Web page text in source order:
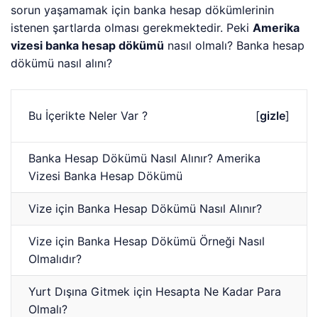
sorun yaşamamak için banka hesap dökümlerinin
istenen şartlarda olması gerekmektedir. PekiAmerika
vizesi banka hesap dökümü nasıl olmalı? Banka hesap
dökümü nasıl alını?
Bu İçerikte Neler Var ? [gizle]
Banka Hesap Dökümü Nasıl Alınır? Amerika
Vizesi Banka Hesap Dökümü
Vize için Banka Hesap Dökümü Nasıl Alınır?
Vize için Banka Hesap Dökümü Örneği Nasıl
Olmalıdır?
Yurt Dışına Gitmek için Hesapta Ne Kadar Para
Olmalı?